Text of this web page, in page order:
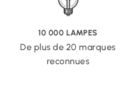
10 000 LAMPES
De plus de 20 marques
reconnues